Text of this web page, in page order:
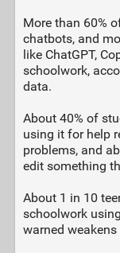
More than 60%
chatbots, and
like ChatGPT,
schoolwork,
data.
About 40% of
using it for help
problems, and
edit something
About 1 in 10
schoolwork
warned